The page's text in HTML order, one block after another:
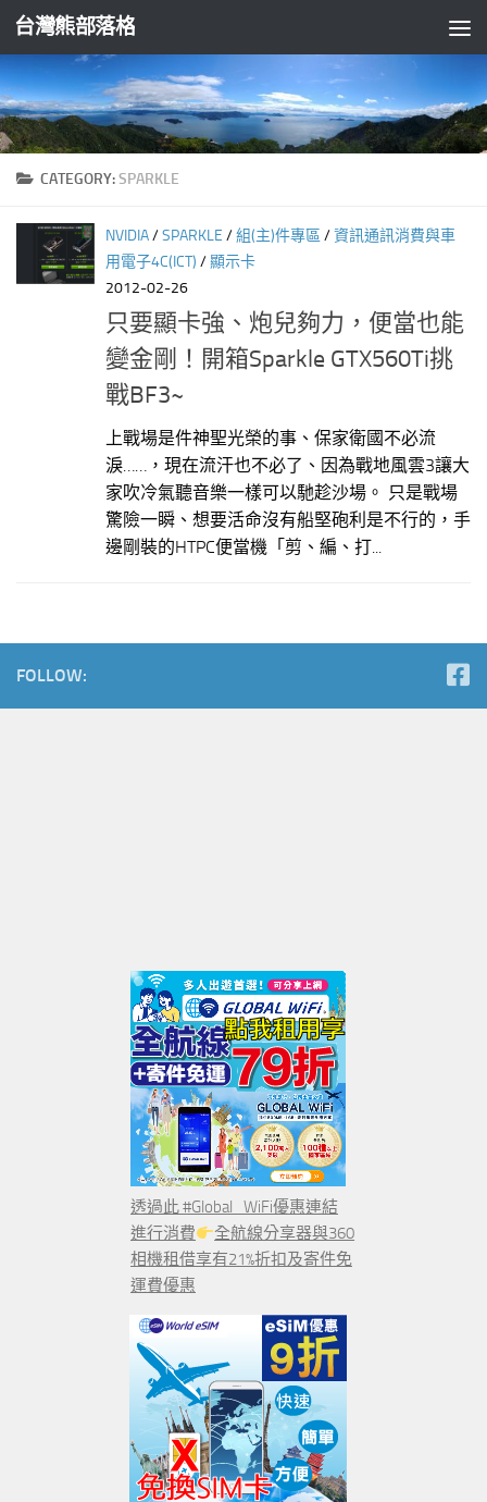
Skip to content
台灣熊部落格
CATEGORY:SPARKLE
NVIDIA/SPARKLE /組(主)件專區 /資訊通訊消費與車
用電子4C(ICT) /顯示卡
2012-02-26
只要顯卡強、炮兒夠力，便當也能
變金剛！開箱Sparkle GTX560Ti挑
戰BF3~
上戰場是件神聖光榮的事、保家衛國不必流
淚……，現在流汗也不必了、因為戰地風雲3讓大
家吹冷氣聽音樂一樣可以馳趁沙場。 只是戰場
驚險一瞬、想要活命沒有船堅砲利是不行的，手
邊剛裝的HTPC便當機「剪、編、打...
FOLLOW:
透過此 #Global_WiFi優惠連結
進行消費
全航線分享器與360
相機租借享有21%折扣及寄件免
運費優惠